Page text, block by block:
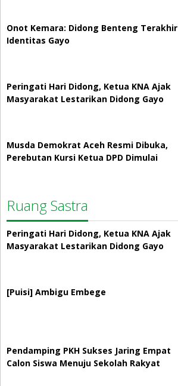
Onot Kemara: Didong Benteng Terakhir
Identitas Gayo
Peringati Hari Didong, Ketua KNA Ajak
Masyarakat Lestarikan Didong Gayo
Musda Demokrat Aceh Resmi Dibuka,
Perebutan Kursi Ketua DPD Dimulai
Ruang Sastra
Peringati Hari Didong, Ketua KNA Ajak
Masyarakat Lestarikan Didong Gayo
[Puisi] Ambigu Embege
Pendamping PKH Sukses Jaring Empat
Calon Siswa Menuju Sekolah Rakyat